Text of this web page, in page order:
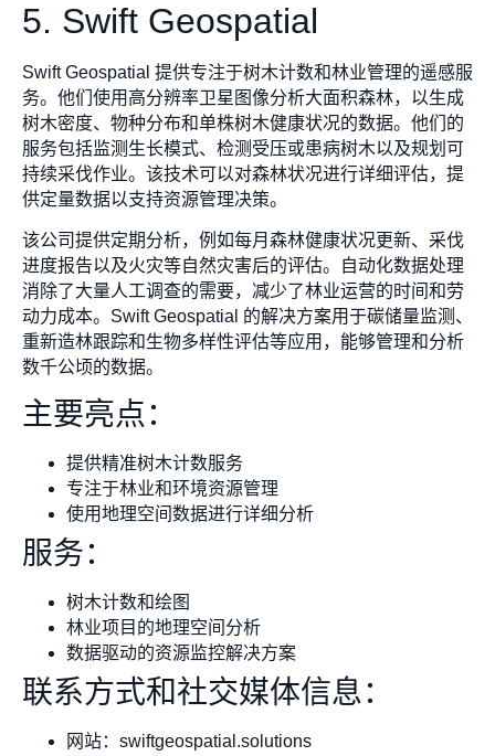
5. Swift Geospatial
Swift Geospatial 提供专注于树木计数和林业管理的遥感服
务。他们使用高分辨率卫星图像分析大面积森林，以生成
树木密度、物种分布和单株树木健康状况的数据。他们的
服务包括监测生长模式、检测受压或患病树木以及规划可
持续采伐作业。该技术可以对森林状况进行详细评估，提
供定量数据以支持资源管理决策。
该公司提供定期分析，例如每月森林健康状况更新、采伐
进度报告以及火灾等自然灾害后的评估。自动化数据处理
消除了大量人工调查的需要，减少了林业运营的时间和劳
动力成本。Swift Geospatial 的解决方案用于碳储量监测、
重新造林跟踪和生物多样性评估等应用，能够管理和分析
数千公顷的数据。
主要亮点：
提供精准树木计数服务
专注于林业和环境资源管理
使用地理空间数据进行详细分析
服务：
树木计数和绘图
林业项目的地理空间分析
数据驱动的资源监控解决方案
联系方式和社交媒体信息：
网站：swiftgeospatial.solutions